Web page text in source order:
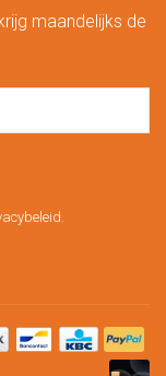
maandelijks de